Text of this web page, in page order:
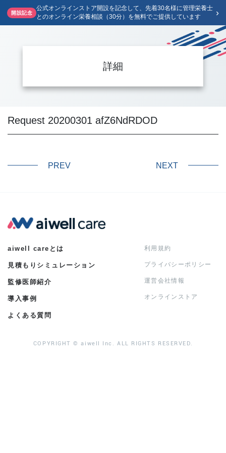
開設記念
公式オンラインストア開設を記念して、先着30名様に管理栄養士
とのオンライン栄養相談（30分）を無料でご提供しています
›
詳細
Request 20200301 afZ6NdRDOD
PREV NEXT
aiwell careとは
見積もりシミュレーション
監修医師紹介
導入事例
よくある質問
利用規約
プライバシーポリシー
運営会社情報
オンラインストア
COPYRIGHT © aiwell Inc. ALL RIGHTS RESERVED.